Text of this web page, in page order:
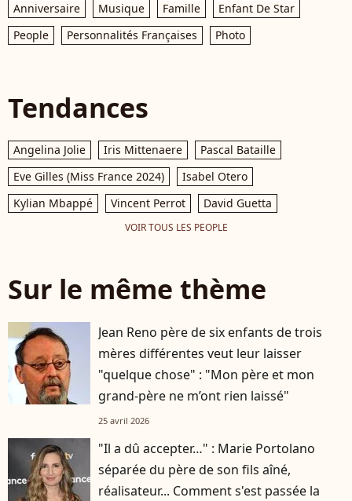
Anniversaire Musique Famille
Enfant De Star
People
Personnalités Françaises Photo
Tendances
Angelina Jolie Iris Mittenaere
Pascal Bataille
Eve Gilles (Miss France 2024)
Isabel Otero
Kylian Mbappé
Vincent Perrot David Guetta
VOIR TOUS LES PEOPLE
Sur le même thème
Jean Reno père de six enfants de trois
mères différentes veut leur laisser
"quelque chose" : "Mon père et mon
grand-père ne m’ont rien laissé"
25 avril 2026
"Il a dû accepter…" : Marie Portolano
séparée du père de son fils aîné,
réalisateur... Comment s'est passée la